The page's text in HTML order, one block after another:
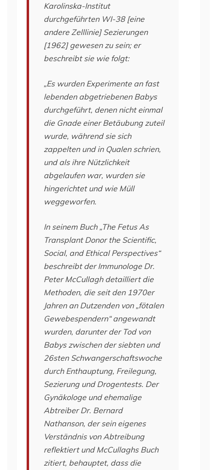
Karolinska-Institut
durchgeführten WI-38 [eine
andere Zelllinie] Sezierungen
[1962] gewesen zu sein; er
beschreibt sie wie folgt:
„Es wurden Experimente an fast
lebenden abgetriebenen Babys
durchgeführt, denen nicht einmal
die Gnade einer Betäubung zuteil
wurde, während sie sich
zappelten und in Qualen schrien,
und als ihre Nützlichkeit
abgelaufen war, wurden sie
hingerichtet und wie Müll
weggeworfen.
In seinem Buch „The Fetus As
Transplant Donor the Scientific,
Social, and Ethical Perspectives“
beschreibt der Immunologe Dr.
Peter McCullagh detailliert die
Methoden, die seit den 1970er
Jahren an Dutzenden von „fötalen
Gewebespendern“ angewandt
wurden, darunter der Tod von
Babys zwischen der siebten und
26sten Schwangerschaftswoche
durch Enthauptung, Freilegung,
Sezierung und Drogentests. Der
Gynäkologe und ehemalige
Abtreiber Dr. Bernard
Nathanson, der sein eigenes
Verständnis von Abtreibung
reflektiert und McCullaghs Buch
zitiert, behauptet, dass die